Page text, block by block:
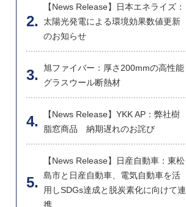
【News Release】日本エネライズ：
太陽光発電による環境効果数値更新
のお知らせ
旭ファイバー：厚さ200mmの高性能
グラスウール断熱材
【News Release】YKK AP：弊社樹
脂窓商品 納期遅れのお詫び
【News Release】日産自動車：東松
島市と日産自動車、電気自動車を活
用しSDGs達成と脱炭素化に向けて連
携